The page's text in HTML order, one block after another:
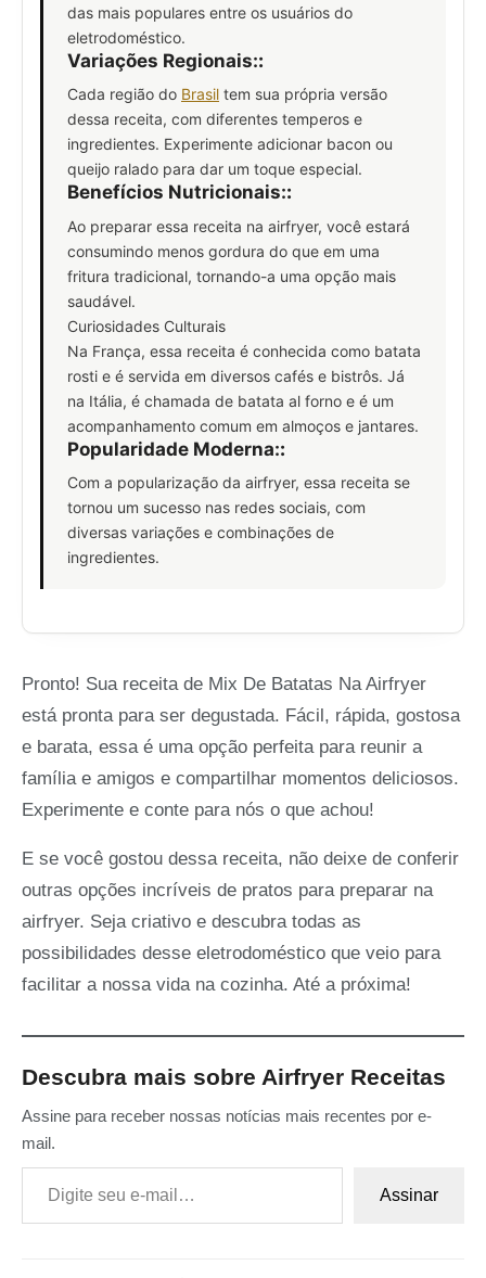
das mais populares entre os usuários do
eletrodoméstico.
Variações Regionais::
Cada região do Brasil tem sua própria versão
dessa receita, com diferentes temperos e
ingredientes. Experimente adicionar bacon ou
queijo ralado para dar um toque especial.
Benefícios Nutricionais::
Ao preparar essa receita na airfryer, você estará
consumindo menos gordura do que em uma
fritura tradicional, tornando-a uma opção mais
saudável.
Curiosidades Culturais
Na França, essa receita é conhecida como batata
rosti e é servida em diversos cafés e bistrôs. Já
na Itália, é chamada de batata al forno e é um
acompanhamento comum em almoços e jantares.
Popularidade Moderna::
Com a popularização da airfryer, essa receita se
tornou um sucesso nas redes sociais, com
diversas variações e combinações de
ingredientes.
Pronto! Sua receita de Mix De Batatas Na Airfryer
está pronta para ser degustada. Fácil, rápida, gostosa
e barata, essa é uma opção perfeita para reunir a
família e amigos e compartilhar momentos deliciosos.
Experimente e conte para nós o que achou!
E se você gostou dessa receita, não deixe de conferir
outras opções incríveis de pratos para preparar na
airfryer. Seja criativo e descubra todas as
possibilidades desse eletrodoméstico que veio para
facilitar a nossa vida na cozinha. Até a próxima!
Descubra mais sobre Airfryer Receitas
Assine para receber nossas notícias mais recentes por e-
mail.
Digite seu e-mail…
Assinar